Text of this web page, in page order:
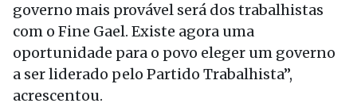
governo mais provável será dos trabalhistas
com o Fine Gael. Existe agora uma
oportunidade para o povo eleger um governo
a ser liderado pelo Partido Trabalhista”,
acrescentou.